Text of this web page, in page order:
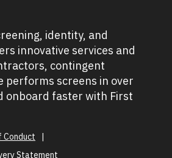
identity, and
innovative services and
contingent
performs screens in over
onboard faster with First
Conduct
Statement